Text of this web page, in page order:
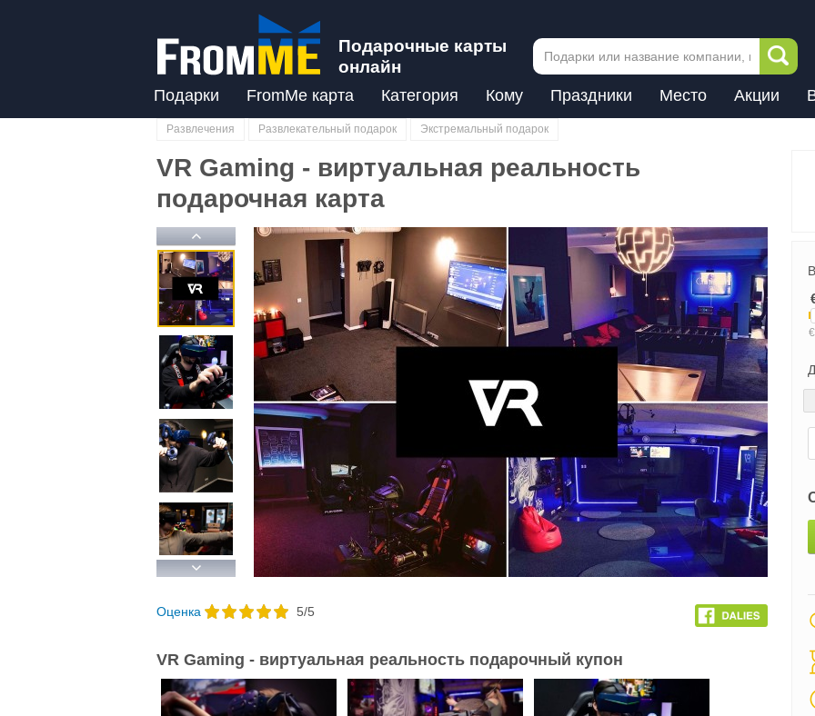
Подарочные карты
онлайн
Подарки FromMe карта Категория Кому Праздники Место Акции
Развлечения Развлекательный подарок Экстремальный подарок
VR Gaming - виртуальная реальность
подарочная карта
Previous
Next
Previous Next
Oценка 5/5
VR Gaming - виртуальная реальность подарочный купон